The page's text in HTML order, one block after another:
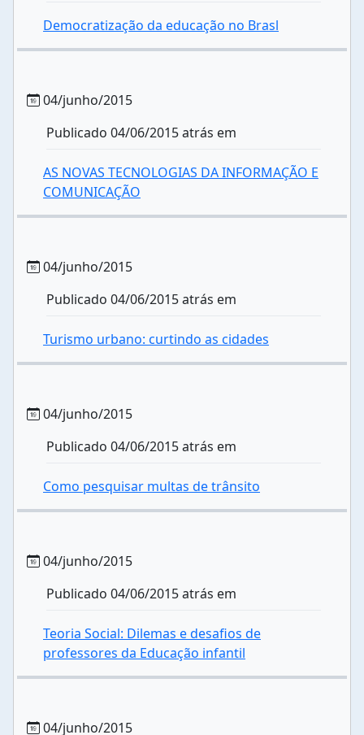
Democratização da educação no Brasl
04/junho/2015
Publicado 04/06/2015 atrás em
AS NOVAS TECNOLOGIAS DA INFORMAÇÃO E
COMUNICAÇÃO
04/junho/2015
Publicado 04/06/2015 atrás em
Turismo urbano: curtindo as cidades
04/junho/2015
Publicado 04/06/2015 atrás em
Como pesquisar multas de trânsito
04/junho/2015
Publicado 04/06/2015 atrás em
Teoria Social: Dilemas e desafios de
professores da Educação infantil
04/junho/2015